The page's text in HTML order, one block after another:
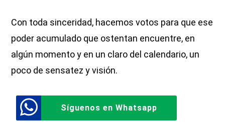
Con toda sinceridad, hacemos votos para que ese
poder acumulado que ostentan encuentre, en
algún momento y en un claro del calendario, un
poco de sensatez y visión.
Síguenos en Whatsapp